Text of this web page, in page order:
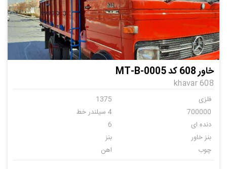
خاور 608 کد MT-B-0005
khavar 608
فلزی
1375
700000
4 سیلندر خط
دنده ای
6
بنز خاور
بنز
چوب
اهن